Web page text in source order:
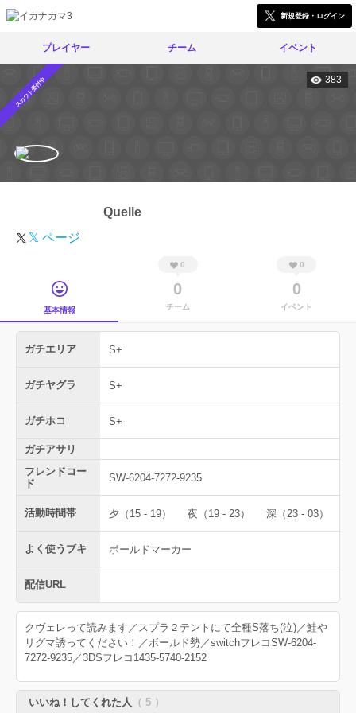
新規登録・ログイン
プレイヤー チーム イベント
スカウト受付中 383
Quelle
𝕏 ページ
基本情報
0
0
チーム
0
0
イベント
ガチエリア S+
ガチヤグラ S+
ガチホコ S+
ガチアサリ
フレンドコー
ド
SW-6204-7272-9235
活動時間帯 夕（15 - 19） 夜（19 - 23） 深（23 - 03）
よく使うブキ ボールドマーカー
配信URL
クヴェレって読みます／スプラ２テントにて全種S落ち(泣)／鮭や
リグマ誘ってください！／ボールド勢／switchフレコSW-6204-
7272-9235／3DSフレコ1435-5740-2152
いいね！してくれた人 （ 5 ）